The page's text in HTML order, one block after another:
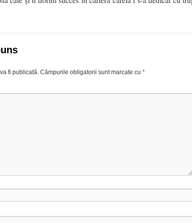
fi publicată. Câmpurile obligatorii sunt marcate cu *